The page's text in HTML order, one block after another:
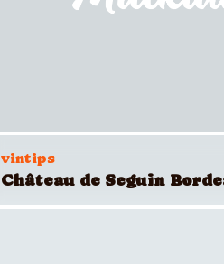
vintips
Château de Seguin